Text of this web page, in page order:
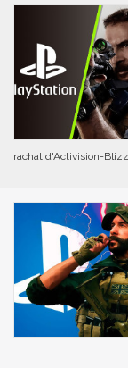
rachat d'Activision-